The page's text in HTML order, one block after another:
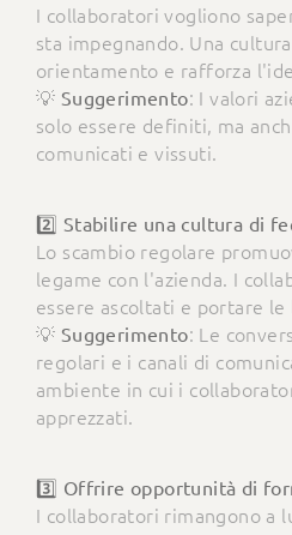
I collaboratori vogliono
sta impegnando. Una
orientamento e rafforza
💡 Suggerimento: I valori
solo essere definiti, ma
comunicati e vissuti.
2️⃣ Stabilire una cultura di
Lo scambio regolare
legame con l'azienda. I
essere ascoltati e portare le
💡 Suggerimento: Le
regolari e i canali di
ambiente in cui i
apprezzati.
3️⃣ Offrire opportunità di
I collaboratori rimangono a